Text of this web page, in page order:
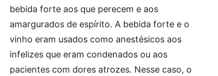
bebida forte aos que perecem e aos
amargurados de espírito. A bebida forte e o
vinho eram usados como anestésicos aos
infelizes que eram condenados ou aos
pacientes com dores atrozes. Nesse caso, o